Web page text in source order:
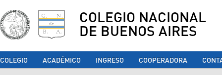
COLEGIO NACIONAL
DE BUENOS AIRES
COLEGIO ACADÉMICO INGRESO COOPERADORA